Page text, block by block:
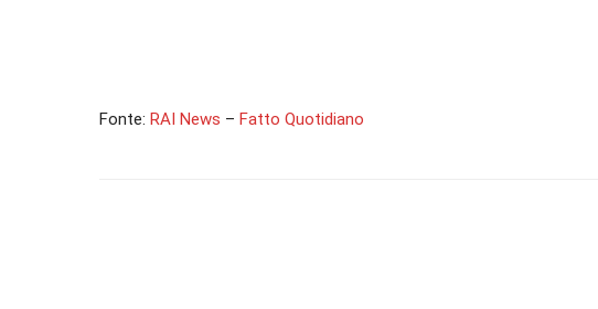
Fonte: RAI News – Fatto Quotidiano